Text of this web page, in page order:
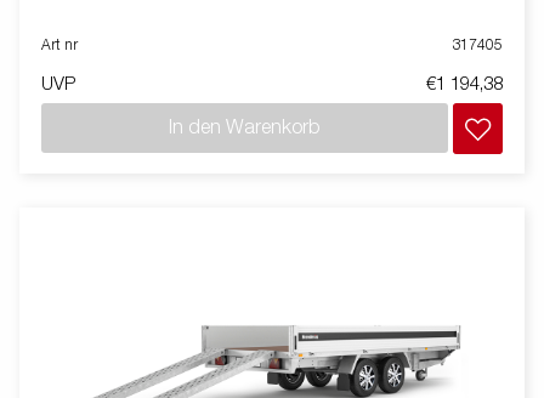
Art nr 317405
UVP €1 194,38
In den Warenkorb